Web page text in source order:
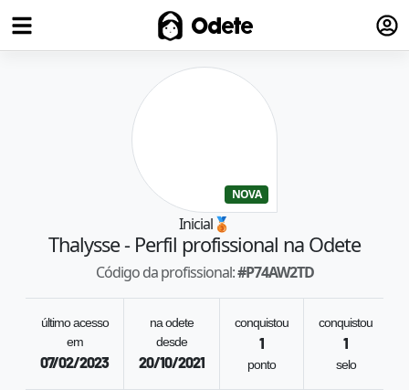
Odete
NOVA
Inicial🥉
Thalysse- Perfil profissional na Odete
Código da profissional:#P74AW2TD
último acesso
em
07/02/2023
na odete
desde
20/10/2021
conquistou
1
ponto
conquistou
1
selo